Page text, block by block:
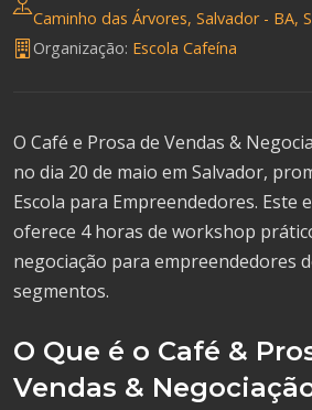
Caminho das Árvores, Salvador - BA,
Organização: Escola Cafeína
O Café e Prosa de Vendas &
no dia 20 de maio em Salvador,
Escola para Empreendedores. Este
oferece 4 horas de workshop
negociação para empreendedores
segmentos.
O Que é o Café &
Vendas &